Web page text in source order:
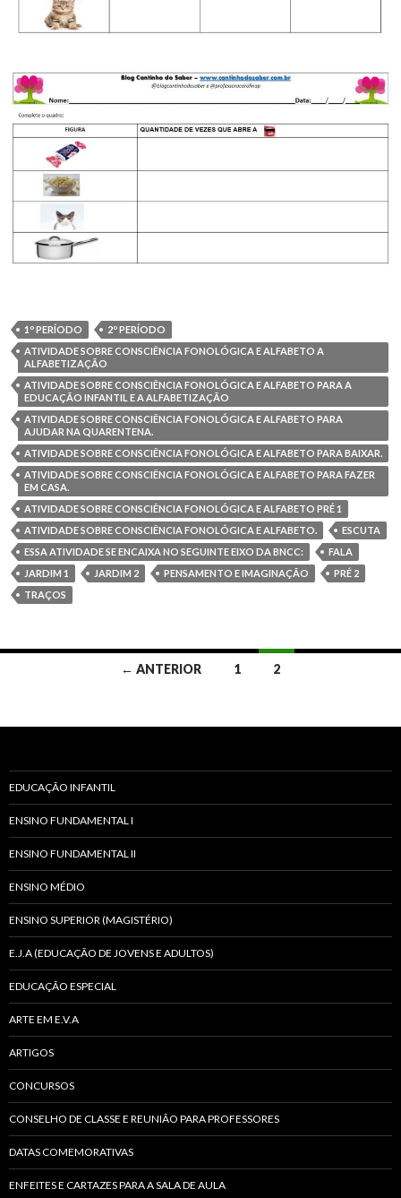
1º PERÍODO
2º PERÍODO
ATIVIDADE SOBRE CONSCIÊNCIA FONOLÓGICA E ALFABETO A
ALFABETIZAÇÃO
ATIVIDADE SOBRE CONSCIÊNCIA FONOLÓGICA E ALFABETO PARA A
EDUCAÇÃO INFANTIL E A ALFABETIZAÇÃO
ATIVIDADE SOBRE CONSCIÊNCIA FONOLÓGICA E ALFABETO PARA
AJUDAR NA QUARENTENA.
ATIVIDADE SOBRE CONSCIÊNCIA FONOLÓGICA E ALFABETO PARA BAIXAR.
ATIVIDADE SOBRE CONSCIÊNCIA FONOLÓGICA E ALFABETO PARA FAZER
EM CASA.
ATIVIDADE SOBRE CONSCIÊNCIA FONOLÓGICA E ALFABETO PRÉ 1
ATIVIDADE SOBRE CONSCIÊNCIA FONOLÓGICA E ALFABETO.
ESCUTA
ESSA ATIVIDADE SE ENCAIXA NO SEGUINTE EIXO DA BNCC:
FALA
JARDIM 1
JARDIM 2 PENSAMENTO E IMAGINAÇÃO
PRÉ 2
TRAÇOS
dos
posts
← ANTERIOR 1 2
EDUCAÇÃO INFANTIL
ENSINO FUNDAMENTAL I
ENSINO FUNDAMENTAL II
ENSINO MÉDIO
ENSINO SUPERIOR (MAGISTÉRIO)
E.J.A (EDUCAÇÃO DE JOVENS E ADULTOS)
EDUCAÇÃO ESPECIAL
ARTE EM E.V.A
ARTIGOS
CONCURSOS
CONSELHO DE CLASSE E REUNIÃO PARA PROFESSORES
DATAS COMEMORATIVAS
ENFEITES E CARTAZES PARA A SALA DE AULA